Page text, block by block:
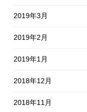
2019年3月
2019年2月
2019年1月
2018年12月
2018年11月